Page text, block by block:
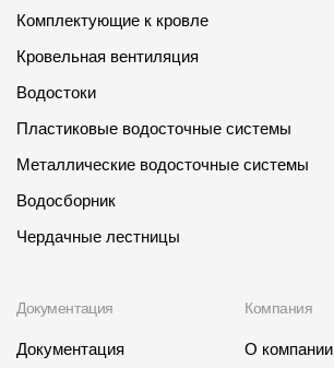
Комплектующие к кровле
Кровельная вентиляция
Водостоки
Пластиковые водосточные системы
Металлические водосточные системы
Водосборник
Чердачные лестницы
Документация
Документация
Компания
О компании